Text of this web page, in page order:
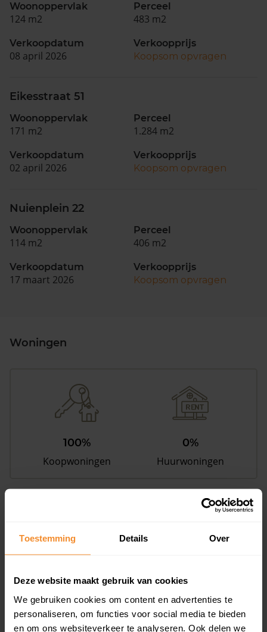
Toestemming Details Over
Deze website maakt gebruik van cookies
We gebruiken cookies om content en advertenties te
personaliseren, om functies voor social media te bieden
en om ons websiteverkeer te analyseren. Ook delen we
Woonoppervlak
124 m2
Perceel
483 m2
Verkoopdatum
08 april 2026
Verkoopprijs
Koopsom opvragen
Eikesstraat 51
Woonoppervlak
171 m2
Perceel
1.284 m2
Verkoopdatum
02 april 2026
Verkoopprijs
Koopsom opvragen
Nuienplein 22
Woonoppervlak
114 m2
Perceel
406 m2
Verkoopdatum
17 maart 2026
Verkoopprijs
Koopsom opvragen
Woningen
100%
Koopwoningen
0%
Huurwoningen